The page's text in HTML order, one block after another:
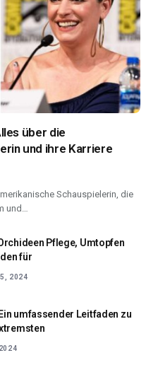
über die
und ihre Karriere
Schauspielerin, die
und…
Pflege, Umtopfen
für
5, 2024
umfassender Leitfaden zu